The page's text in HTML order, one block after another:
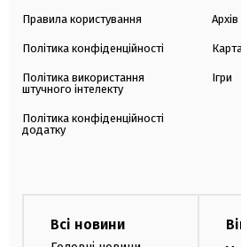
Правила користування
Політика конфіденційності
Політика використання
штучного інтелекту
Політика конфіденційності
додатку
Архів
Ігри
Всі новини